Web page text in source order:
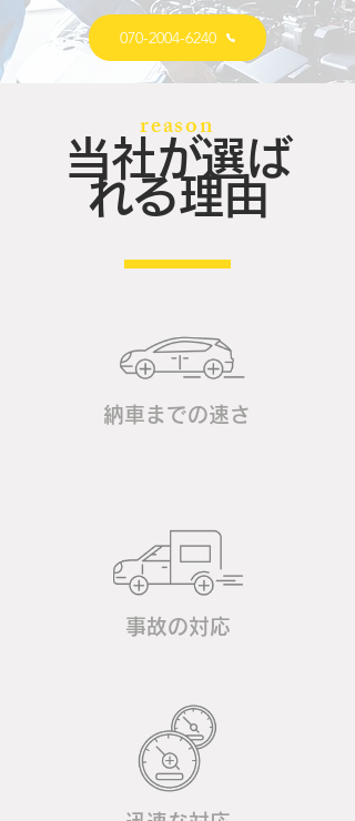
070-2004-6240
reason
当社が選ば
れる理由
納車までの速さ
事故の対応